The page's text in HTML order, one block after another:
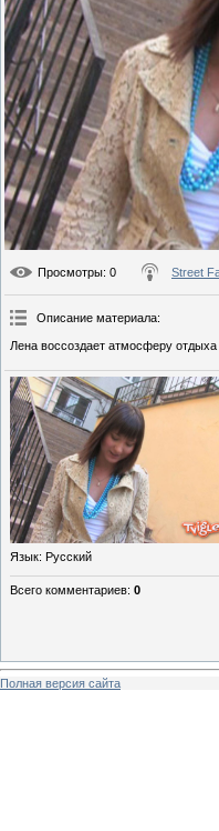
Просмотры: 0 Street
Описание материала:
Лена воссоздает атмосферу
Язык: Русский
Всего комментариев: 0
Полная версия сайта